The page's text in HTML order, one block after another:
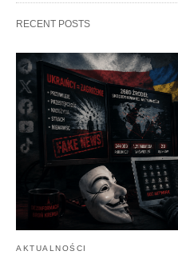
RECENT POSTS
AKTUALNOŚCI